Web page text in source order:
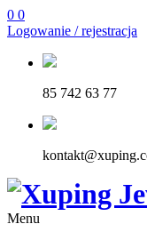
0 0
Logowanie / rejestracja
85 742 63 77
Menu